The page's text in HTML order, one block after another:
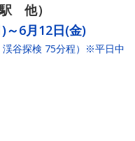
他）
～6月12日(金)
渓谷探検 75分程）※平日中